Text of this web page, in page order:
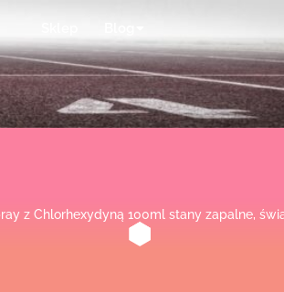
z Chlorhexydyną 100ml stany zapalne,